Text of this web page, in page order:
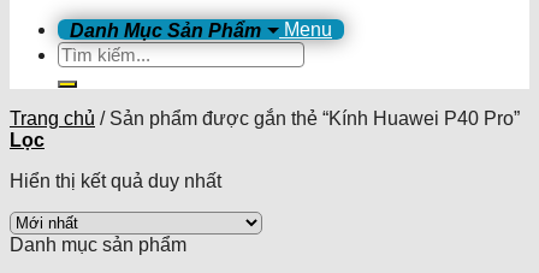
Menu
Tìm
kiếm:
Trang chủ /Sản phẩm được gắn thẻ “Kính Huawei P40 Pro”
Lọc
Hiển thị kết quả duy nhất
Danh mục sản phẩm